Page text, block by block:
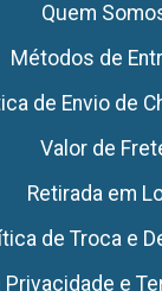
Quem
Métodos de
de Envio de
Valor de
Retirada em
de Troca e
Privacidade e